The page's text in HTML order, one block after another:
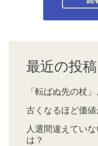
最近の投稿
「転ばぬ先の杖
古くなるほど価値
人選間違えてい
は？